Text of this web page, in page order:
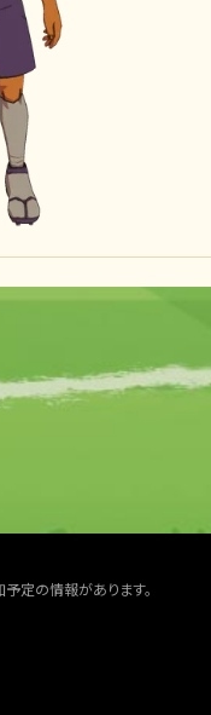
定の情報があります。